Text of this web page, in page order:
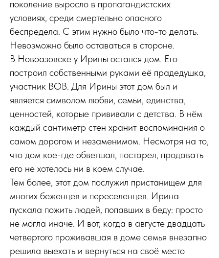
поколение выросло в пропагандистских
условиях, среди смертельно опасного
беспредела. С этим нужно было что-то делать.
Невозможно было оставаться в стороне.
В Новоазовске у Ирины остался дом. Его
построил собственными руками её прадедушка,
участник ВОВ. Для Ирины этот дом был и
является символом любви, семьи, единства,
ценностей, которые прививали с детства. В нём
каждый сантиметр стен хранит воспоминания о
самом дорогом и незаменимом. Несмотря на то,
что дом кое-где обветшал, постарел, продавать
его не хотелось ни в коем случае.
Тем более, этот дом послужил пристанищем для
многих беженцев и переселенцев. Ирина
пускала пожить людей, попавших в беду: просто
не могла иначе. И вот, когда в августе двадцать
четвертого проживавшая в доме семья внезапно
решила выехать и вернуться на своё место